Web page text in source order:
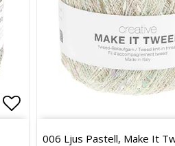
Lägg till i favoritlistan
006 Ljus Pastell, Make It